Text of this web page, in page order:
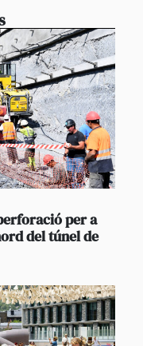
per a
del túnel de